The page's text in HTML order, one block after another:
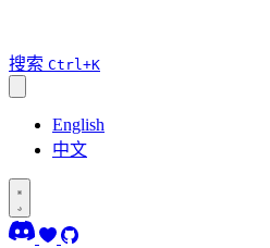
搜索 Ctrl+K
English
中文